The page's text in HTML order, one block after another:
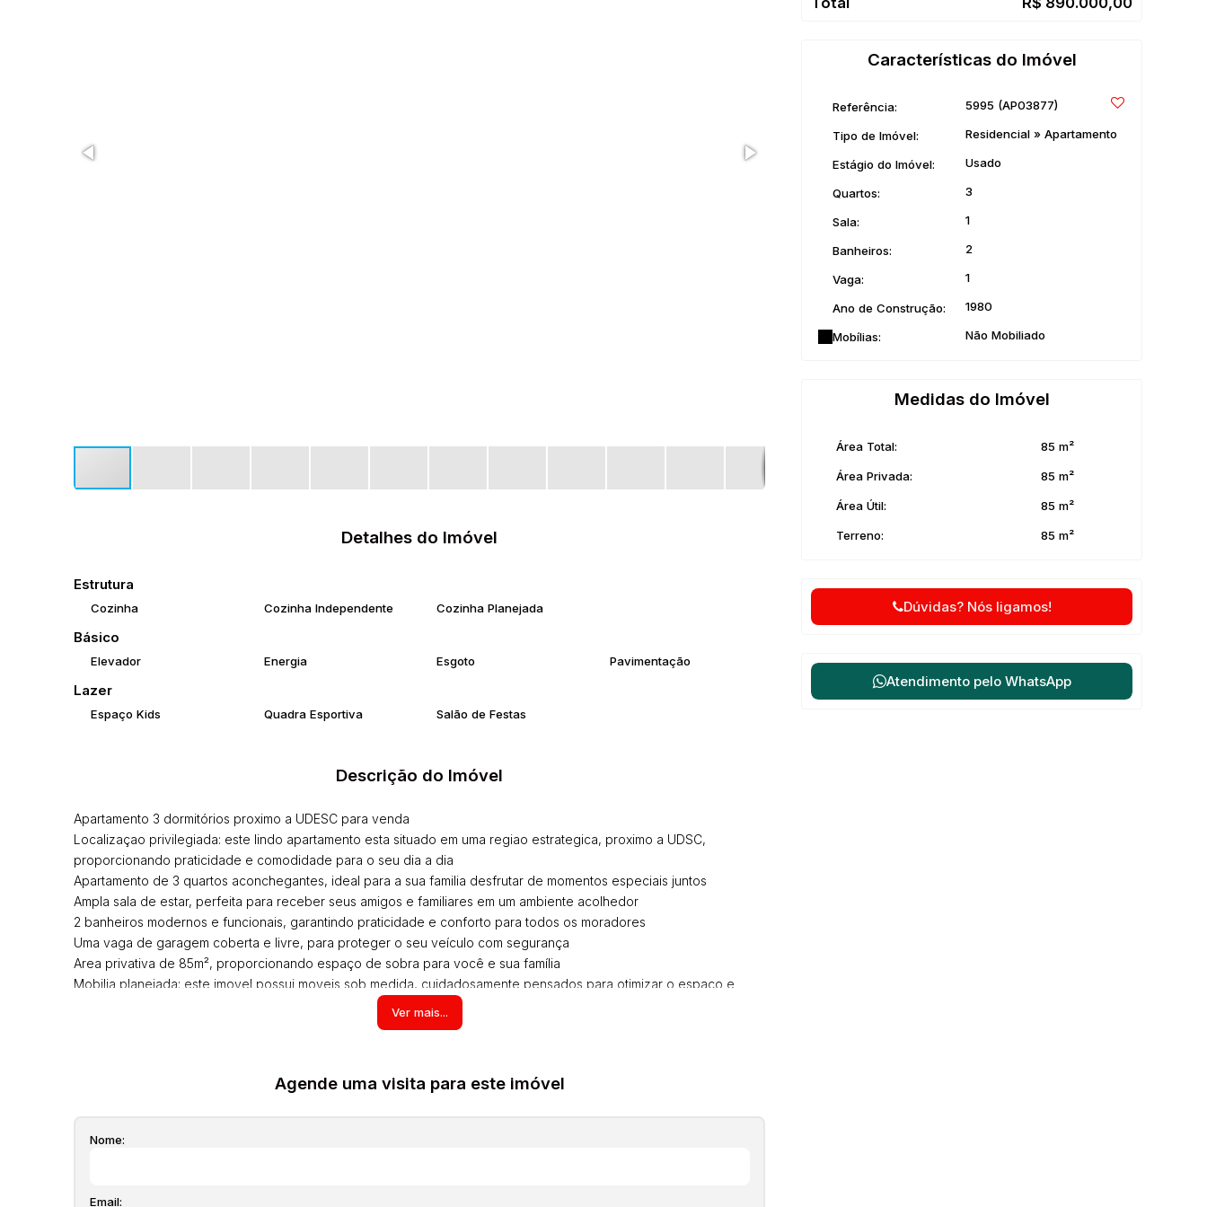
Detalhes do Imóvel
Estrutura
Cozinha Cozinha Independente Cozinha Planejada
Básico
Elevador Energia Esgoto Pavimentação
Lazer
Espaço Kids Quadra Esportiva Salão de Festas
Descrição do Imóvel
Apartamento 3 dormitórios proximo a UDESC para venda
Localizaçao privilegiada: este lindo apartamento esta situado em uma regiao estrategica, proximo a UDSC,
proporcionando praticidade e comodidade para o seu dia a dia
Apartamento de 3 quartos aconchegantes, ideal para a sua familia desfrutar de momentos especiais juntos
Ampla sala de estar, perfeita para receber seus amigos e familiares em um ambiente acolhedor
2 banheiros modernos e funcionais, garantindo praticidade e conforto para todos os moradores
Uma vaga de garagem coberta e livre, para proteger o seu veículo com segurança
Area privativa de 85m², proporcionando espaço de sobra para você e sua família
Mobilia planejada: este imovel possui moveis sob medida, cuidadosamente pensados para otimizar o espaço e
proporcionar conforto aos moradores. Voce tera praticidade e elegancia em todos os ambientes
Condominio completo: alem de todas essas caracteristicas incriveis, o condominio oferece uma estrutura completa
Excelente custo-beneficio: tudo isso por um valor acessível. Aproveite essa oportunidade unica de morar em um
apartamento. Nao perca essa chance de garantir o seu novo lar. Estamos a disposiçao para esclarecer todas as
Ver mais...
Agende uma visita para este imóvel
Nome:
Email:
Características do Imóvel
Referência: 5995 (AP03877)
Tipo de Imóvel: Residencial » Apartamento
Estágio do Imóvel: Usado
Quartos: 3
Sala: 1
Banheiros: 2
Vaga: 1
Ano de Construção: 1980
Mobílias: Não Mobiliado
Medidas do Imóvel
Área Total: 85 m²
Área Privada: 85 m²
Área Útil: 85 m²
Terreno: 85 m²
Dúvidas? Nós ligamos!
Atendimento pelo WhatsApp